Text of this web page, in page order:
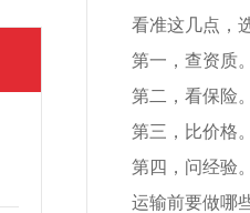
看准这几点，
第一，查资质
第二，看保险
第三，比价格
第四，问经验
运输前要做哪